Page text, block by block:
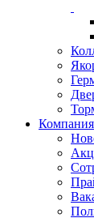
Компания